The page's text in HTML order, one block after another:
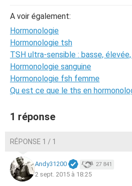
A voir également:
Hormonologie
Hormonologie tsh
TSH ultra-sensible : basse,
Hormonologie sanguine
Hormonologie fsh femme
Qu est ce que le ths en
1 réponse
RÉPONSE 1 / 1
Andy31200 27 841
2 sept. 2015 à 18:25